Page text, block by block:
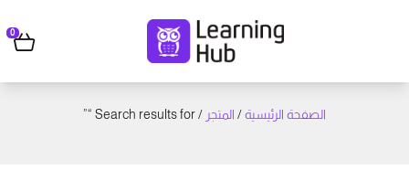
0
الصفحة الرئيسية/ المتجر / Search results for “”